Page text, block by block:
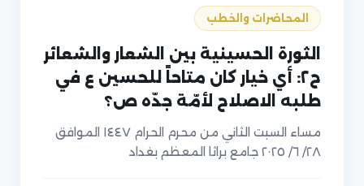
المحاضرات والخطب
الثورة الحسينية بين الشعار والشعائر
ح٢: أي خيار كان متاحاً للحسين ع في
طلبه الاصلاح لأمّة جدّه ص؟
مساء السبت الثاني من محرم الحرام ١٤٤٧ الموافق
٢٨/ ٦/ ٢٠٢٥ جامع براثا المعظم بغداد